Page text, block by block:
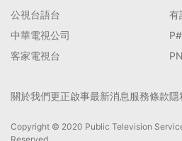
公視台語台
中華電視公司
客家電視台
有
關於我們更正啟事最新消息服務條款隱
Copyright © 2020 Public Television